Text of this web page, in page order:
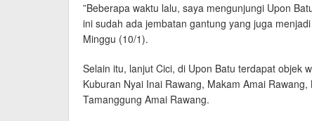
”Beberapa waktu lalu, saya mengunjungi Upon
ini sudah ada jembatan gantung yang juga
Minggu (10/1).
Selain itu, lanjut Cici, di Upon Batu terdapat objek
Kuburan Nyai Inai Rawang, Makam Amai
Tamanggung Amai Rawang.